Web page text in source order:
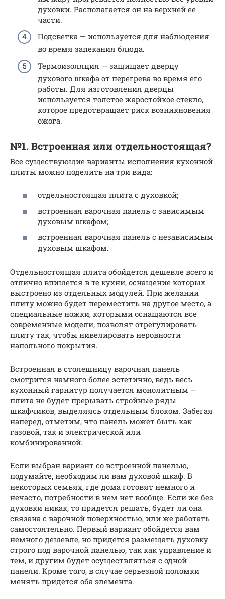
духовки. Располагается он на верхней ее
части.
Подсветка — используется для наблюдения
во время запекания блюда.
Термоизоляция — защищает дверцу
духового шкафа от перегрева во время его
работы. Для изготовления дверцы
используется толстое жаростойкое стекло,
которое предотвращает риск возникновения
ожога.
№1. Встроенная или отдельностоящая?
Все существующие варианты исполнения кухонной
плиты можно поделить на три вида:
отдельностоящая плита с духовкой;
встроенная варочная панель с зависимым
духовым шкафом;
встроенная варочная панель с независимым
духовым шкафом.
Отдельностоящая плита обойдется дешевле всего и
отлично впишется в те кухни, оснащение которых
выстроено из отдельных модулей. При желании
плиту можно будет переместить на другое место, а
специальные ножки, которыми оснащаются все
современные модели, позволят отрегулировать
плиту так, чтобы нивелировать неровности
напольного покрытия.
Встроенная в столешницу варочная панель
смотрится намного более эстетично, ведь весь
кухонный гарнитур получается монолитным –
плита не будет прерывать стройные ряды
шкафчиков, выделяясь отдельным блоком. Забегая
наперед, отметим, что панель может быть как
газовой, так и электрической или
комбинированной.
Если выбран вариант со встроенной панелью,
подумайте, необходим ли вам духовой шкаф. В
некоторых семьях, где дома готовят немного и
нечасто, потребности в нем нет вообще. Если же без
духовки никак, то придется решать, будет ли она
связана с варочной поверхностью, или же работать
самостоятельно. Первый вариант обойдется вам
немного дешевле, но придется размещать духовку
строго под варочной панелью, так как управление и
тем, и другим будет осуществляться с одной
панели. Кроме того, в случае серьезной поломки
менять придется оба элемента.